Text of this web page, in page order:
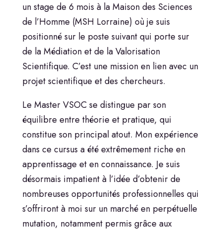
un stage de 6 mois à la Maison des Sciences
de l’Homme (MSH Lorraine) où je suis
positionné sur le poste suivant qui porte sur
de la Médiation et de la Valorisation
Scientifique. C’est une mission en lien avec un
projet scientifique et des chercheurs.
Le Master VSOC se distingue par son
équilibre entre théorie et pratique, qui
constitue son principal atout. Mon expérience
dans ce cursus a été extrêmement riche en
apprentissage et en connaissance. Je suis
désormais impatient à l’idée d’obtenir de
nombreuses opportunités professionnelles qui
s’offriront à moi sur un marché en perpétuelle
mutation, notamment permis grâce aux